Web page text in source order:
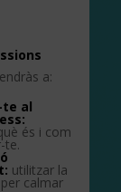
a:
al
és i com
te.
utilitzar la
calmar